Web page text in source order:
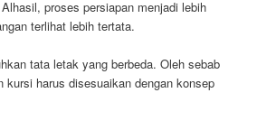
proses persiapan menjadi lebih
terlihat lebih tertata.
tata letak yang berbeda. Oleh sebab
kursi harus disesuaikan dengan konsep